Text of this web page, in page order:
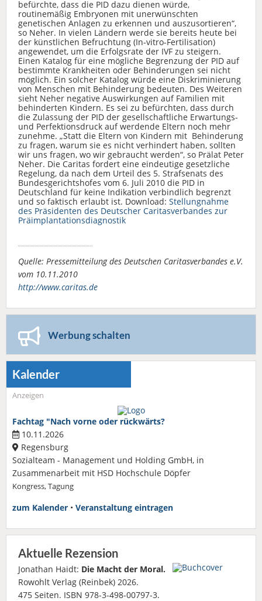
befürchte, dass die PID dazu dienen würde,
routinemäßig Embryonen mit unerwünschten
genetischen Anlagen zu erkennen und auszusortieren“,
so Neher. In vielen Ländern werde sie bereits heute bei
der künstlichen Befruchtung (In-vitro-Fertilisation)
angewendet, um die Erfolgsrate der IVF zu steigern.
Einen Katalog für eine mögliche Begrenzung der PID auf
bestimmte Krankheiten oder Behinderungen sei nicht
möglich. Ein solcher Katalog würde eine Diskriminierung
von Menschen mit Behinderung bedeuten. Des Weiteren
sieht Neher negative Auswirkungen auf Familien mit
behinderten Kindern. Es sei zu befürchten, dass durch
die Zulassung der PID der gesellschaftliche Erwartungs-
und Perfektionsdruck auf werdende Eltern noch mehr
zunehme. „Statt die Eltern von Kindern mit Behinderung
zu fragen, warum sie es nicht verhindert haben, sollten
wir uns fragen, wo wir gebraucht werden“, so Prälat Peter
Neher. Die Caritas fordert eine eindeutige gesetzliche
Regelung, da nach dem Urteil des 5. Strafsenats des
Bundesgerichtshofes vom 6. Juli 2010 die PID in
Deutschland für keine Indikation verbindlich begrenzt
und so faktisch erlaubt ist. Download: Stellungnahme
des Präsidenten des Deutscher Caritasverbandes zur
Präimplantationsdiagnostik
Quelle: Pressemitteilung des Deutschen Caritasverbandes e.V.
vom 10.11.2010
http://www.caritas.de
Werbung schalten
Kalender
Anzeigen
Fachtag "Nach vorne oder rückwärts?
10.11.2026
Regensburg
Sozialteam - Management und Holding GmbH, in
Zusammenarbeit mit HSD Hochschule Döpfer
Kongress, Tagung
zum Kalender • Veranstaltung eintragen
Aktuelle Rezension
Jonathan Haidt: Die Macht der Moral.
Rowohlt Verlag (Reinbek) 2026.
475 Seiten. ISBN 978-3-498-00797-3.